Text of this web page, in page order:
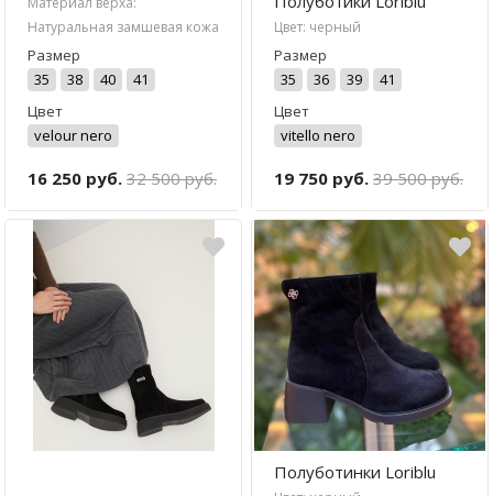
Натуральная замшевая кожа
Размер
35
38 40
41
Цвет
velour nero
16 250 руб. 32 500 руб.
Цвет: черный
Размер
35
36 39
41
Цвет
vitello nero
19 750 руб. 39 500 руб.
Полуботинки Loriblu